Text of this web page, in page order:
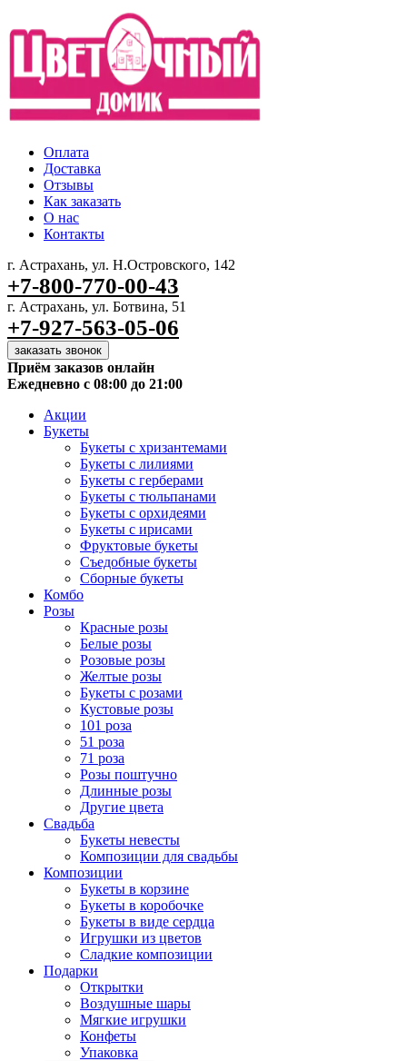
Оплата
Доставка
Отзывы
Как заказать
О нас
Контакты
г. Астрахань, ул. Н.Островского, 142
+7-800-770-00-43
г. Астрахань, ул. Ботвина, 51
+7-927-563-05-06
заказать звонок
Приём заказов онлайн
Ежедневно с 08:00 до 21:00
Акции
Букеты
Букеты с хризантемами
Букеты с лилиями
Букеты с герберами
Букеты с тюльпанами
Букеты с орхидеями
Букеты с ирисами
Фруктовые букеты
Съедобные букеты
Сборные букеты
Комбо
Розы
Красные розы
Белые розы
Розовые розы
Желтые розы
Букеты с розами
Кустовые розы
101 роза
51 роза
71 роза
Розы поштучно
Длинные розы
Другие цвета
Свадьба
Букеты невесты
Композиции для свадьбы
Композиции
Букеты в корзине
Букеты в коробочке
Букеты в виде сердца
Игрушки из цветов
Сладкие композиции
Подарки
Открытки
Воздушные шары
Мягкие игрушки
Конфеты
Упаковка